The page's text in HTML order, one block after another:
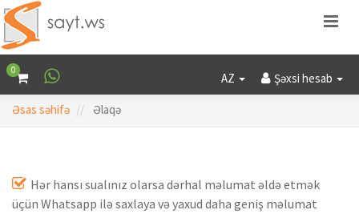
0
Şəxsi hesab
AZ
Əsas səhifə Əlaqə
Hər hansı sualınız olarsa dərhal məlumat əldə etmək
üçün Whatsapp ilə saxlaya və yaxud daha geniş məlumat